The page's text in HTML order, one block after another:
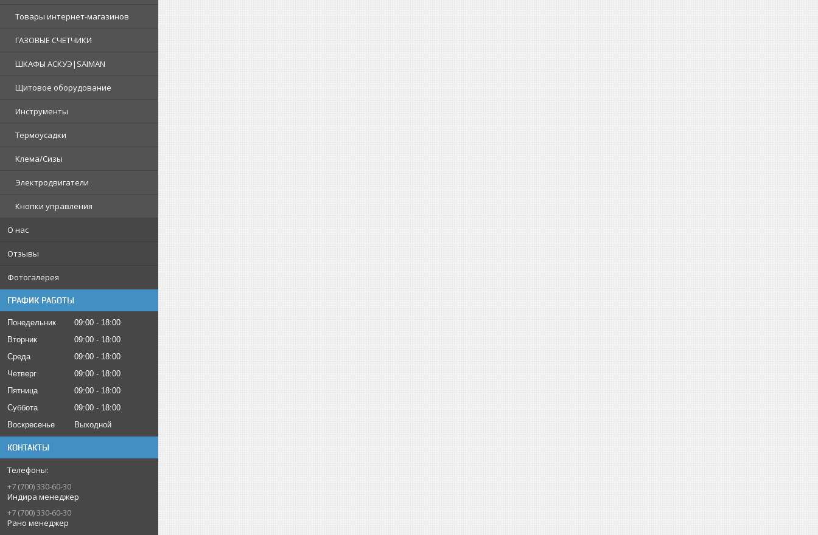
Товары интернет-магазинов
ГАЗОВЫЕ СЧЕТЧИКИ
ШКАФЫ АСКУЭ|SAIMAN
Щитовое оборудование
Инструменты
Термоусадки
Клема/Сизы
Электродвигатели
Кнопки управления
О нас
Отзывы
Фотогалерея
ГРАФИК РАБОТЫ
Понедельник 09:00
18:00
Вторник
09:00
18:00
Среда
09:00
18:00
Четверг
09:00
18:00
Пятница
09:00
18:00
Суббота
09:00
18:00
Воскресенье
Выходной
КОНТАКТЫ
+7 (700) 330-60-30
Индира менеджер
+7 (700) 330-60-30
Рано менеджер